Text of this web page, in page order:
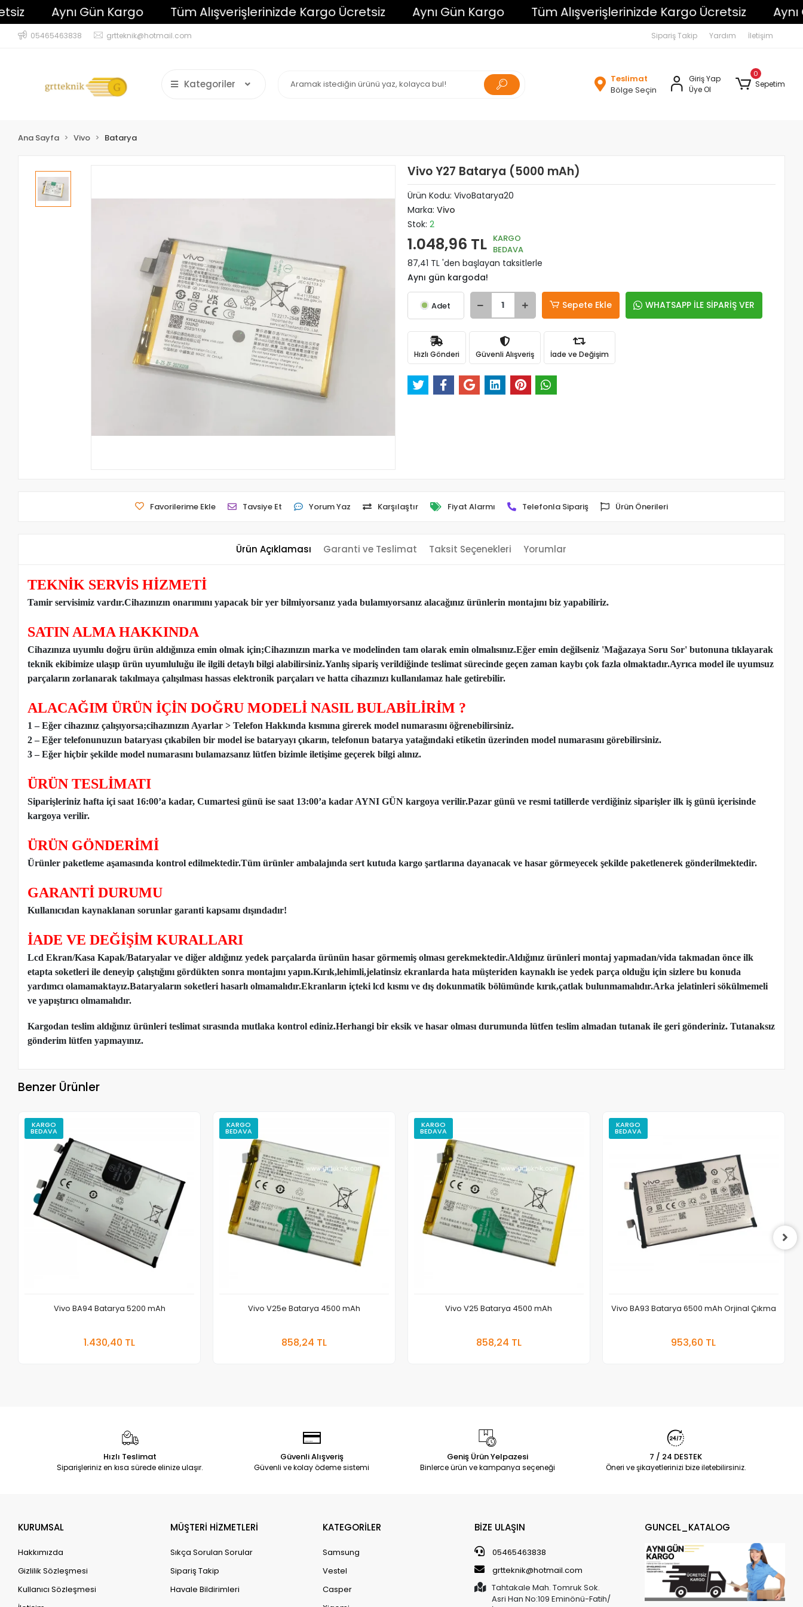
Aynı Gün Kargo Tüm Alışverişlerinizde Kargo Ücretsiz Aynı Gün Kargo Tüm Alışverişlerinizde Kargo Ücretsiz Aynı
05465463838 grtteknik@hotmail.com Sipariş Takip Yardım İletişim
Kategoriler
Teslimat
Bölge Seçin
Giriş Yap
Üye Ol
0
Sepetim
Ana Sayfa Vivo Batarya
Vivo Y27 Batarya (5000 mAh)
Ürün Kodu: VivoBatarya20
Marka: Vivo
Stok: 2
1.048,96 TL KARGO
BEDAVA
87,41 TL 'den başlayan taksitlerle
Aynı gün kargoda!
Adet Sepete Ekle WHATSAPP İLE SİPARİŞ VER
Hızlı Gönderi Güvenli Alışveriş İade ve Değişim
Favorilerime Ekle Tavsiye Et Yorum Yaz Karşılaştır Fiyat Alarmı Telefonla Sipariş Ürün Önerileri
Ürün Açıklaması Garanti ve Teslimat Taksit Seçenekleri Yorumlar
TEKNİK SERVİS HİZMETİ
Tamir servisimiz vardır.Cihazınızın onarımını yapacak bir yer bilmiyorsanız yada bulamıyorsanız alacağınız ürünlerin montajını biz yapabiliriz.
SATIN ALMA HAKKINDA
Cihazınıza uyumlu doğru ürün aldığınıza emin olmak için;Cihazınızın marka ve modelinden tam olarak emin olmalısınız.Eğer emin değilseniz 'Mağazaya Soru Sor' butonuna tıklayarak
teknik ekibimize ulaşıp ürün uyumluluğu ile ilgili detaylı bilgi alabilirsiniz.Yanlış sipariş verildiğinde teslimat sürecinde geçen zaman kaybı çok fazla olmaktadır.Ayrıca model ile uyumsuz
parçaların zorlanarak takılmaya çalışılması hassas elektronik parçaları ve hatta cihazınızı kullanılamaz hale getirebilir.
ALACAĞIM ÜRÜN İÇİN DOĞRU MODELİ NASIL BULABİLİRİM ?
1 – Eğer cihazınız çalışıyorsa;cihazınızın Ayarlar > Telefon Hakkında kısmına girerek model numarasını öğrenebilirsiniz.
2 – Eğer telefonunuzun bataryası çıkabilen bir model ise bataryayı çıkarın, telefonun batarya yatağındaki etiketin üzerinden model numarasını görebilirsiniz.
3 – Eğer hiçbir şekilde model numarasını bulamazsanız lütfen bizimle iletişime geçerek bilgi alınız.
ÜRÜN TESLİMATI
Siparişleriniz hafta içi saat 16:00’a kadar, Cumartesi günü ise saat 13:00’a kadar AYNI GÜN kargoya verilir.Pazar günü ve resmi tatillerde verdiğiniz siparişler ilk iş günü içerisinde
kargoya verilir.
ÜRÜN GÖNDERİMİ
Ürünler paketleme aşamasında kontrol edilmektedir.Tüm ürünler ambalajında sert kutuda kargo şartlarına dayanacak ve hasar görmeyecek şekilde paketlenerek gönderilmektedir.
GARANTİ DURUMU
Kullanıcıdan kaynaklanan sorunlar garanti kapsamı dışındadır!
İADE VE DEĞİŞİM KURALLARI
Lcd Ekran/Kasa Kapak/Bataryalar ve diğer aldığınız yedek parçalarda ürünün hasar görmemiş olması gerekmektedir.Aldığınız ürünleri montaj yapmadan/vida takmadan önce ilk
etapta soketleri ile deneyip çalıştığını gördükten sonra montajını yapın.Kırık,lehimli,jelatinsiz ekranlarda hata müşteriden kaynaklı ise yedek parça olduğu için sizlere bu konuda
yardımcı olamamaktayız.Bataryaların soketleri hasarlı olmamalıdır.Ekranların içteki lcd kısmı ve dış dokunmatik bölümünde kırık,çatlak bulunmamalıdır.Arka jelatinleri sökülmemeli
ve yapıştırıcı olmamalıdır.
Kargodan teslim aldığınız ürünleri teslimat sırasında mutlaka kontrol ediniz.Herhangi bir eksik ve hasar olması durumunda lütfen teslim almadan tutanak ile geri gönderiniz. Tutanaksız
gönderim lütfen yapmayınız.
Benzer Ürünler
KARGO
BEDAVA
Vivo BA94 Batarya 5200 mAh
1.430,40 TL
KARGO
BEDAVA
Vivo V25e Batarya 4500 mAh
858,24 TL
KARGO
BEDAVA
Vivo V25 Batarya 4500 mAh
858,24 TL
KARGO
BEDAVA
Vivo BA93 Batarya 6500 mAh Orjinal Çıkma
953,60 TL
Hızlı Teslimat
Siparişleriniz en kısa sürede elinize ulaşır.
Güvenli Alışveriş
Güvenli ve kolay ödeme sistemi
Geniş Ürün Yelpazesi
Binlerce ürün ve kampanya seçeneği
7 / 24 DESTEK
Öneri ve şikayetlerinizi bize iletebilirsiniz.
KURUMSAL
Hakkımızda
Gizlilik Sözleşmesi
Kullanıcı Sözleşmesi
MÜŞTERİ HİZMETLERİ
Sıkça Sorulan Sorular
Sipariş Takip
Havale Bildirimleri
KATEGORİLER
Samsung
Vestel
Casper
BİZE ULAŞIN
05465463838
grtteknik@hotmail.com
Tahtakale Mah. Tomruk Sok.
Asri Han No:109 Eminönü-Fatih/
GUNCEL_KATALOG